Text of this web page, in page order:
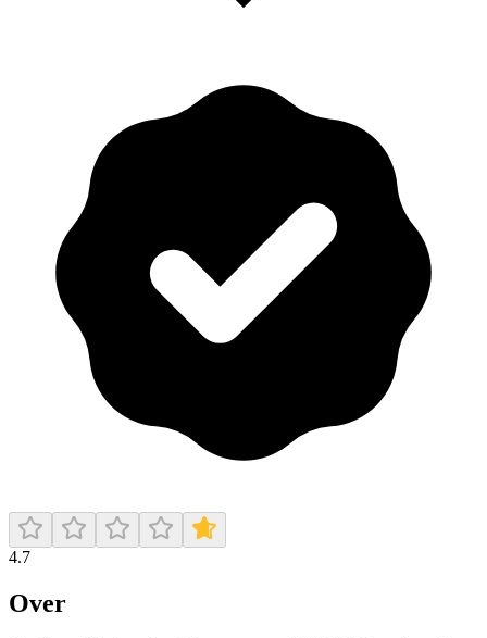
4.7
Over